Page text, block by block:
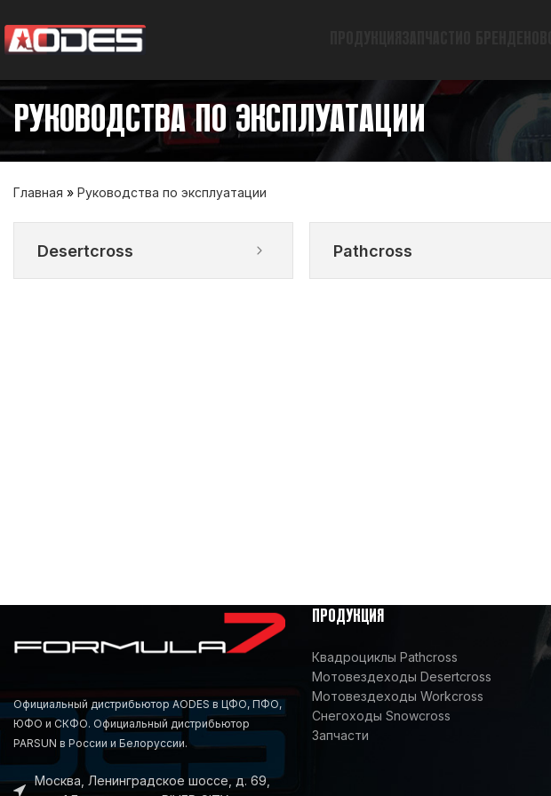
РУКОВОДСТВА ПО ЭКСПЛУАТАЦИИ
Главная » Руководства по эксплуатации
Desertcross Pathcross
Официальный дистрибьютор AODES в ЦФО, ПФО,
ЮФО и СКФО. Официальный дистрибьютор
PARSUN в России и Белоруссии.
Москва, Ленинградское шоссе, д. 69,
ПРОДУКЦИЯ
Квадроциклы Pathcross
Мотовездеходы Desertcross
Мотовездеходы Workcross
Снегоходы Snowcross
Запчасти